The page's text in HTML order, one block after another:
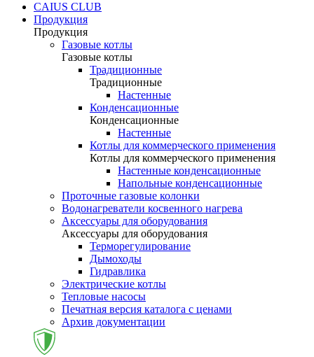
CAIUS CLUB
Продукция
Продукция
Газовые котлы
Газовые котлы
Традиционные
Традиционные
Настенные
Конденсационные
Конденсационные
Настенные
Котлы для коммерческого применения
Котлы для коммерческого применения
Настенные конденсационные
Напольные конденсационные
Проточные газовые колонки
Водонагреватели косвенного нагрева
Аксессуары для оборудования
Аксессуары для оборудования
Терморегулирование
Дымоходы
Гидравлика
Электрические котлы
Тепловые насосы
Печатная версия каталога с ценами
Архив документации